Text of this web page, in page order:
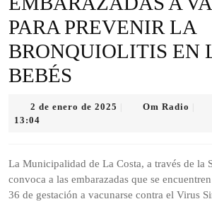
PARA PREVENIR LA
BRONQUIOLITIS EN
BEBÉS
2 de enero de 2025
2025
Om Radio
13:04
La Municipalidad de La Costa, a través de la
convoca a las embarazadas que se
36 de gestación a vacunarse contra el Virus